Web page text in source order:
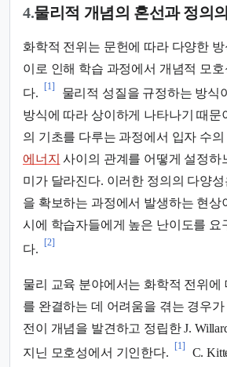
4.물리적 개념의 혼선과 정의
화학적 전위는 문헌에 따라 다양한
이로 인해 학습 과정에서 개념적 모
다.
[1]
물리적 성질을 규정하는 방식
방식에 따라 상이하게 나타나기 때문
의 기초를 다루는 과정에서 입자 수
에너지 사이의 관계를 어떻게 설정하
미가 달라진다. 이러한 정의의 다양
을 확보하는 과정에서 발생하는 현상
시에 학습자들에게 높은 난이도를 요
다.
[2]
물리 교육 분야에서는 화학적 전위에
를 완결하는 데 어려움을 겪는 경우가
전이 개념을 발견하고 정립한 J.
지닌 모호성에서 기인한다.
[1]
C.